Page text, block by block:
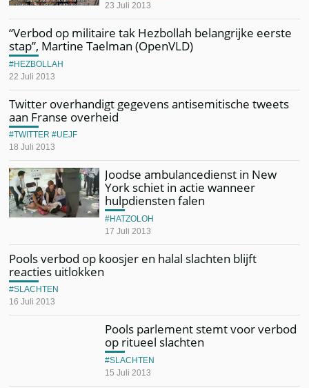
23 Juli 2013
“Verbod op militaire tak Hezbollah belangrijke eerste
stap”, Martine Taelman (OpenVLD)
22 Juli 2013
HEZBOLLAH
Twitter overhandigt gegevens antisemitische tweets
aan Franse overheid
18 Juli 2013
TWITTER UEJF
Joodse ambulancedienst in New
York schiet in actie wanneer
hulpdiensten falen
17 Juli 2013
HATZOLOH
Pools verbod op koosjer en halal slachten blijft
reacties uitlokken
16 Juli 2013
SLACHTEN
Pools parlement stemt voor verbod
op ritueel slachten
15 Juli 2013
SLACHTEN